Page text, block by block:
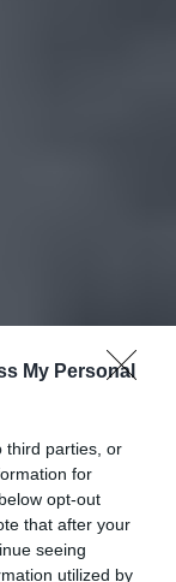
My Personal
third parties, or
for
opt-out
that after your
seeing
utilized by